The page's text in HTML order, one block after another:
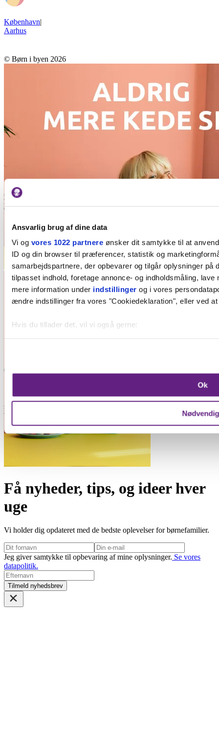
Ansvarlig brug af dine data
Vi og vores 1022 partnereønsker dit samtykke til at
ID og din browser til præferencer, statistik og
samarbejdspartnere, der opbevarer og tilgår oplysninger på
tilpasset indhold, foretage annonce- og indholdsmåling,
mere information under indstillinger og i vores
ændre indstillinger fra vores "Cookiedeklaration", eller ved
Hvis du tillader det, vil vi også gerne:
Vi bruger cookies til at forbedre brugeroplevelsen på
oplysninger om din brug af vores hjemmeside med vores
Ok
København|
Aarhus
© Børn i byen 2026
Få nyheder, tips, og ideer hver
uge
Vi holder dig opdateret med de bedste oplevelser for børnefamilier.
Jeg giver samtykke til opbevaring af mine oplysninger. Se vores
datapolitik.
Tilmeld nyhedsbrev